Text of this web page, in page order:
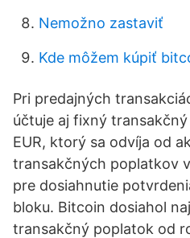
Nemožno zastaviť
Kde môžem kúpiť
Pri predajných
účtuje aj fixný
EUR, ktorý sa odvíja od
transakčných poplatkov
pre dosiahnutie
bloku. Bitcoin dosiahol
transakčný poplatok od